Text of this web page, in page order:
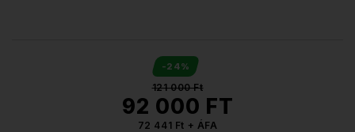
-24%
121 000 Ft
92 000 FT
72 441 Ft + ÁFA